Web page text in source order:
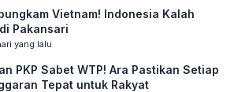
Vietnam! Indonesia Kalah
Pakansari
yang lalu
PKP Sabet WTP! Ara Pastikan Setiap
Tepat untuk Rakyat